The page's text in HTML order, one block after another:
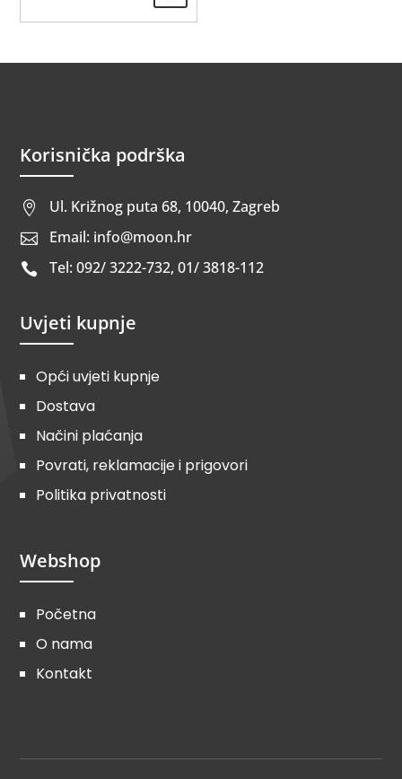
Korisnička podrška
 Ul. Križnog puta 68, 10040, Zagreb
 Email: info@moon.hr
 Tel: 092/ 3222-732, 01/ 3818-112
Uvjeti kupnje
Opći uvjeti kupnje
Dostava
Načini plaćanja
Povrati, reklamacije i prigovori
Politika privatnosti
Webshop
Početna
O nama
Kontakt